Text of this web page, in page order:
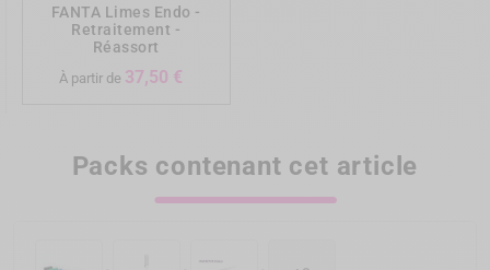
Radio Post-Opératoire
FANTA RETREATMENT
- Alésage du système canalaire à l'aide de la
séquence FANTA ROTARY jusqu'à la lime 30/04%
- Thermocompactage
FANTA Limes Endo -
Retraitement -
Réassort
À partir de 37,50 €
Packs contenant cet article